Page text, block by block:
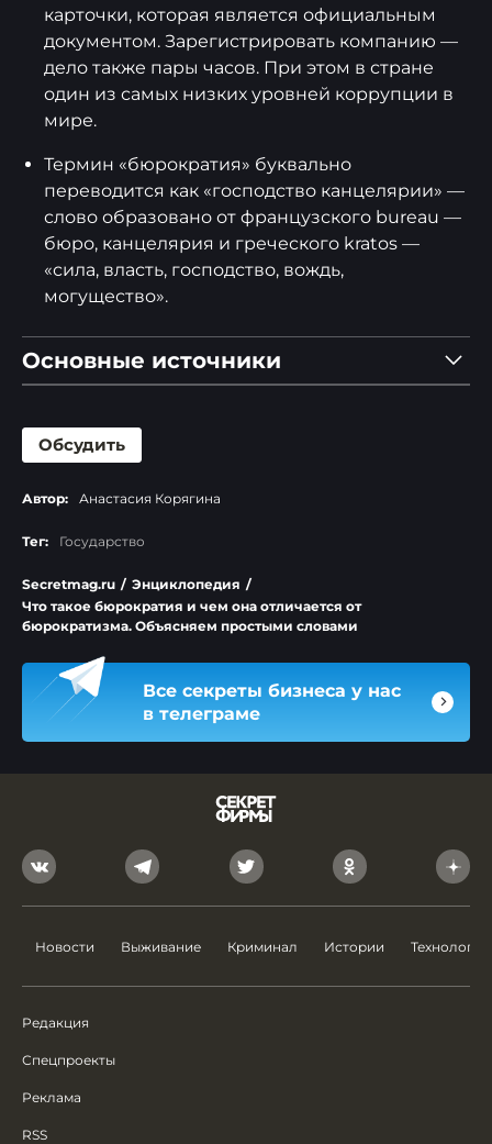
карточки, которая является официальным
документом. Зарегистрировать компанию —
дело также пары часов. При этом в стране
один из самых низких уровней коррупции в
мире.
Термин «бюрократия» буквально
переводится как «господство канцелярии» —
слово образовано от французского bureau —
бюро, канцелярия и греческого kratos —
«сила, власть, господство, вождь,
могущество».
Основные источники
hse.ru
bigenc.ru
investments.academic.ru
Обсудить
Автор: Анастасия Корягина
Тег: Государство
Secretmag.ru / Энциклопедия /
Что такое бюрократия и чем она отличается от
бюрократизма. Объясняем простыми словами
Все секреты бизнеса у нас
в телеграме
Новости Выживание Криминал Истории Технологии
Редакция
Спецпроекты
Реклама
RSS